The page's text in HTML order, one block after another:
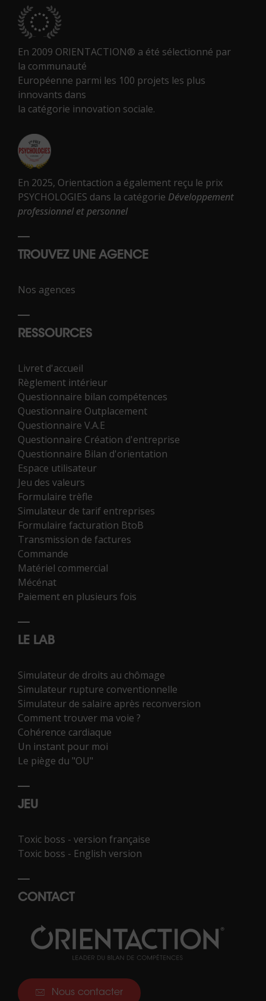
En 2009 ORIENTACTION® a été sélectionné par
la communauté
Européenne parmi les 100 projets les plus
innovants dans
la catégorie innovation sociale.
En 2025, Orientaction a également reçu le prix
PSYCHOLOGIES dans la catégorie Développement
professionnel et personnel
TROUVEZ UNE AGENCE
Nos agences
RESSOURCES
Livret d'accueil
Règlement intérieur
Questionnaire bilan compétences
Questionnaire Outplacement
Questionnaire V.A.E
Questionnaire Création d'entreprise
Questionnaire Bilan d'orientation
Espace utilisateur
Jeu des valeurs
Formulaire trèfle
Simulateur de tarif entreprises
Formulaire facturation BtoB
Transmission de factures
Commande
Matériel commercial
Mécénat
Paiement en plusieurs fois
LE LAB
Simulateur de droits au chômage
Simulateur rupture conventionnelle
Simulateur de salaire après reconversion
Comment trouver ma voie ?
Cohérence cardiaque
Un instant pour moi
Le piège du "OU"
JEU
Toxic boss - version française
Toxic boss - English version
CONTACT
Nous contacter